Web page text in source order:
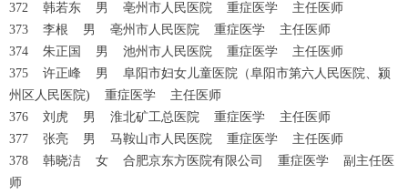
372 韩若东 男 亳州市人民医院 重症医学 主任医师
373 李根 男 亳州市人民医院 重症医学 主任医师
374 朱正国 男 池州市人民医院 重症医学 主任医师
375 许正峰 男 阜阳市妇女儿童医院（阜阳市第六人民医院、颍
州区人民医院) 重症医学 主任医师
376 刘虎 男 淮北矿工总医院 重症医学 主任医师
377 张亮 男 马鞍山市人民医院 重症医学 主任医师
378 韩晓洁 女 合肥京东方医院有限公司 重症医学 副主任医
师